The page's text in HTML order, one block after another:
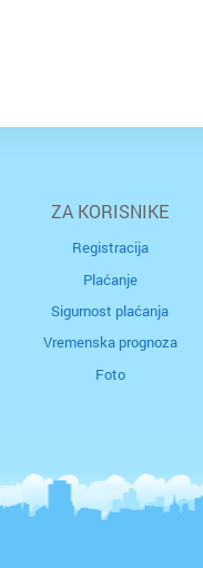
ZA KORISNIKE
Registracija
Plaćanje
Sigurnost plaćanja
Vremenska prognoza
Foto